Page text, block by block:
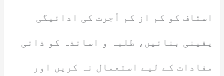
اسٹاف کو کم از کم اُجرت کی ادائیگی
یقینی بنائیں، طلبہ و اساتذہ کو ذاتی
مفادات کے لیے استعمال نہ کریں اور